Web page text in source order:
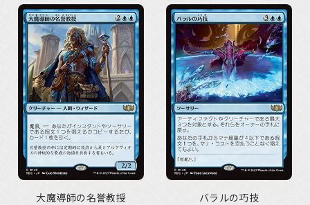
大魔導師の名誉教授 バラルの巧技